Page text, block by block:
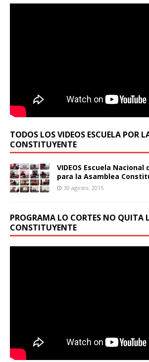
TODOS LOS VIDEOS ESCUELA POR
CONSTITUYENTE
VIDEOS Escuela Nacional
para la Asamblea
30 agosto, 2015
PROGRAMA LO CORTES NO QUITA
CONSTITUYENTE